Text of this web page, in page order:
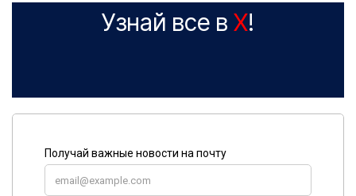
Узнай все в X!